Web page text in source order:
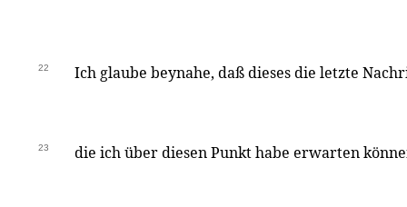
22 Ich glaube beynahe, daß dieses die letzte
23 die ich über diesen Punkt habe erwarten